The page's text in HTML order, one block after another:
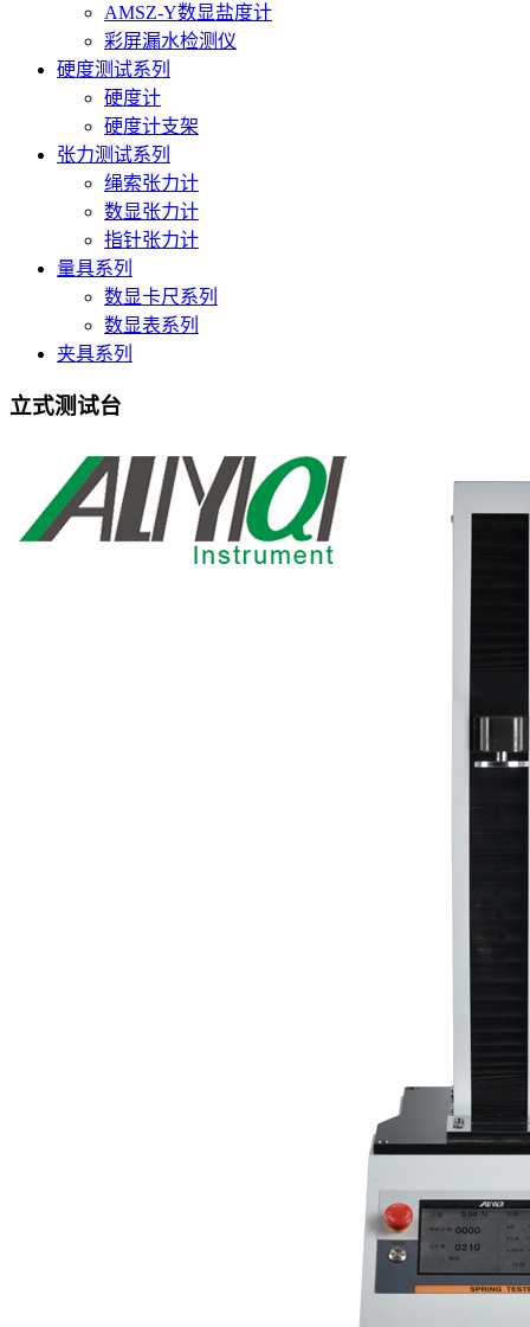
AMSZ-Y数显盐度计
彩屏漏水检测仪
硬度测试系列
硬度计
硬度计支架
张力测试系列
绳索张力计
数显张力计
指针张力计
量具系列
数显卡尺系列
数显表系列
夹具系列
立式测试台